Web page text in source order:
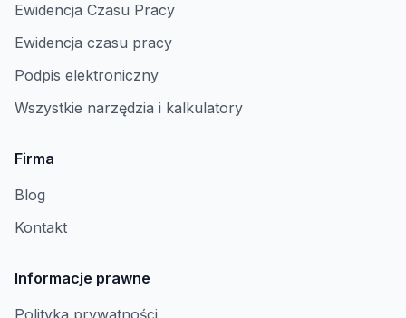
Ewidencja Czasu Pracy
Ewidencja czasu pracy
Podpis elektroniczny
Wszystkie narzędzia i kalkulatory
Firma
Blog
Kontakt
Informacje prawne
Polityka prywatności